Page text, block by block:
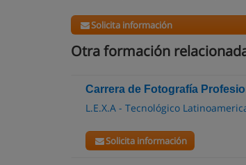
Solicita información
Otra formación
Carrera de Fotografía
L.E.X.A - Tecnológico
Solicita información